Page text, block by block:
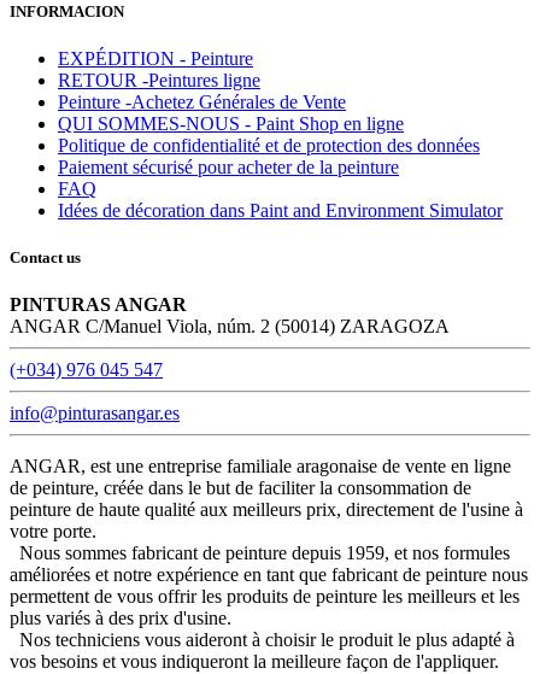
INFORMACION
EXPÉDITION - Peinture
RETOUR -Peintures ligne
Peinture -Achetez Générales de Vente
QUI SOMMES-NOUS - Paint Shop en ligne
Politique de confidentialité et de protection des données
Paiement sécurisé pour acheter de la peinture
FAQ
Idées de décoration dans Paint and Environment Simulator
Contact us
PINTURAS ANGAR
ANGAR C/Manuel Viola, núm. 2 (50014) ZARAGOZA
(+034) 976 045 547
info@pinturasangar.es
ANGAR, est une entreprise familiale aragonaise de vente en ligne
de peinture, créée dans le but de faciliter la consommation de
peinture de haute qualité aux meilleurs prix, directement de l'usine à
votre porte.
Nous sommes fabricant de peinture depuis 1959, et nos formules
améliorées et notre expérience en tant que fabricant de peinture nous
permettent de vous offrir les produits de peinture les meilleurs et les
plus variés à des prix d'usine.
Nos techniciens vous aideront à choisir le produit le plus adapté à
vos besoins et vous indiqueront la meilleure façon de l'appliquer.